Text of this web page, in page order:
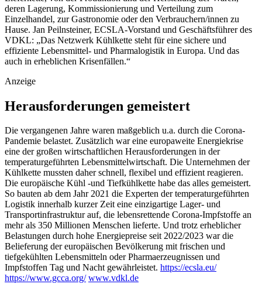
deren Lagerung, Kommissionierung und Verteilung zum
Einzelhandel, zur Gastronomie oder den Verbrauchern/innen zu
Hause. Jan Peilnsteiner, ECSLA-Vorstand und Geschäftsführer des
VDKL: „Das Netzwerk Kühlkette steht für eine sichere und
effiziente Lebensmittel- und Pharmalogistik in Europa. Und das
auch in erheblichen Krisenfällen.“
Anzeige
Herausforderungen gemeistert
Die vergangenen Jahre waren maßgeblich u.a. durch die Corona-
Pandemie belastet. Zusätzlich war eine europaweite Energiekrise
eine der großen wirtschaftlichen Herausforderungen in der
temperaturgeführten Lebensmittelwirtschaft. Die Unternehmen der
Kühlkette mussten daher schnell, flexibel und effizient reagieren.
Die europäische Kühl -und Tiefkühlkette habe das alles gemeistert.
So bauten ab dem Jahr 2021 die Experten der temperaturgeführten
Logistik innerhalb kurzer Zeit eine einzigartige Lager- und
Transportinfrastruktur auf, die lebensrettende Corona-Impfstoffe an
mehr als 350 Millionen Menschen lieferte. Und trotz erheblicher
Belastungen durch hohe Energiepreise seit 2022/2023 war die
Belieferung der europäischen Bevölkerung mit frischen und
tiefgekühlten Lebensmitteln oder Pharmaerzeugnissen und
Impfstoffen Tag und Nacht gewährleistet. https://ecsla.eu/
https://www.gcca.org/ www.vdkl.de